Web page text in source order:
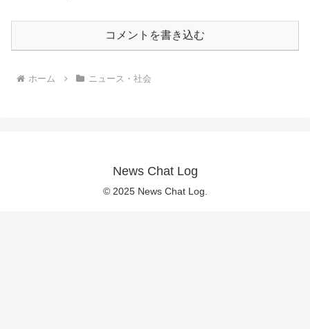
コメントを書き込む
ホーム ニュース・社会
News Chat Log
© 2025 News Chat Log.